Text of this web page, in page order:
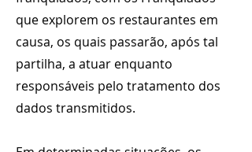
que explorem os restaurantes em
causa, os quais passarão, após tal
partilha, a atuar enquanto
responsáveis pelo tratamento dos
dados transmitidos.